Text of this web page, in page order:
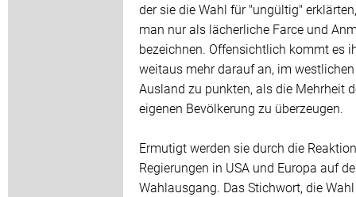
der sie die Wahl für "ungültig"
man nur als lächerliche Farce und
bezeichnen. Offensichtlich kommt es
weitaus mehr darauf an, im westlichen
Ausland zu punkten, als die Mehrheit
eigenen Bevölkerung zu überzeugen.
Ermutigt werden sie durch die
Regierungen in USA und Europa auf
Wahlausgang. Das Stichwort, die